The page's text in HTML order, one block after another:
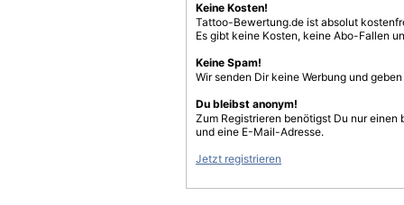
Keine Kosten!
Tattoo-Bewertung.de ist absolut
Es gibt keine Kosten, keine Abo-Fallen
Keine Spam!
Wir senden Dir keine Werbung und
Du bleibst anonym!
Zum Registrieren benötigst Du nur einen
und eine E-Mail-Adresse.
Jetzt registrieren